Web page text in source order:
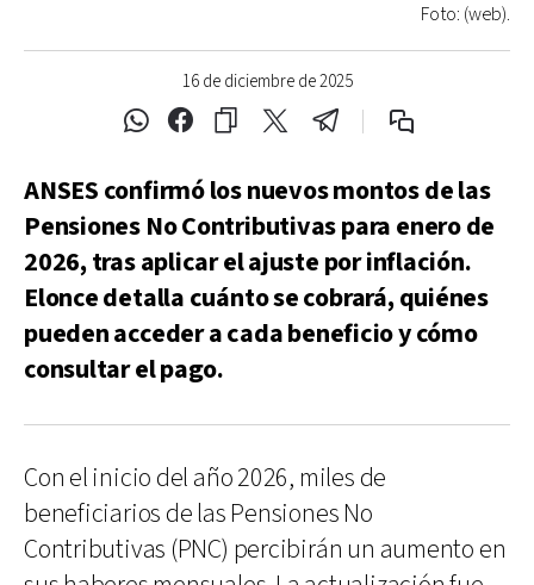
16 de diciembre de 2025
Foto: (web).
ANSES confirmó los nuevos montos de las
Pensiones No Contributivas para enero de
2026, tras aplicar el ajuste por inflación.
Elonce detalla cuánto se cobrará, quiénes
pueden acceder a cada beneficio y cómo
consultar el pago.
Con el inicio del año 2026, miles de
beneficiarios de las Pensiones No
Contributivas (PNC) percibirán un aumento en